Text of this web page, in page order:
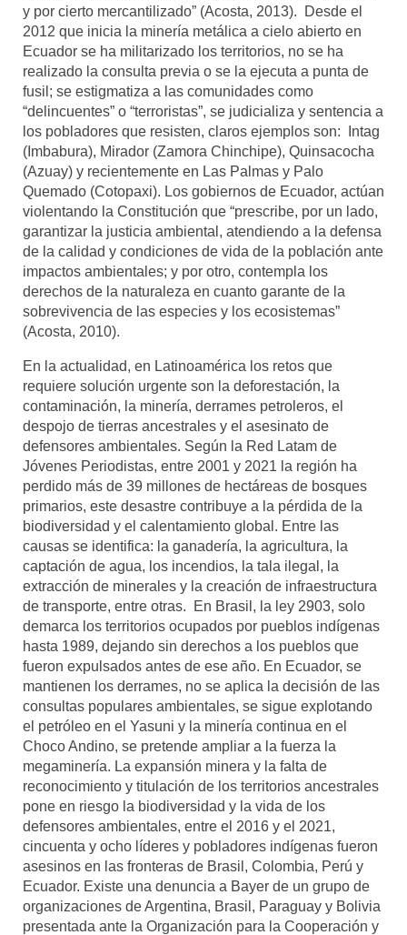
y por cierto mercantilizado” (Acosta, 2013). Desde el
2012 que inicia la minería metálica a cielo abierto en
Ecuador se ha militarizado los territorios, no se ha
realizado la consulta previa o se la ejecuta a punta de
fusil; se estigmatiza a las comunidades como
“delincuentes” o “terroristas”, se judicializa y sentencia a
los pobladores que resisten, claros ejemplos son: Intag
(Imbabura), Mirador (Zamora Chinchipe), Quinsacocha
(Azuay) y recientemente en Las Palmas y Palo
Quemado (Cotopaxi). Los gobiernos de Ecuador, actúan
violentando la Constitución que “prescribe, por un lado,
garantizar la justicia ambiental, atendiendo a la defensa
de la calidad y condiciones de vida de la población ante
impactos ambientales; y por otro, contempla los
derechos de la naturaleza en cuanto garante de la
sobrevivencia de las especies y los ecosistemas”
(Acosta, 2010).
En la actualidad, en Latinoamérica los retos que
requiere solución urgente son la deforestación, la
contaminación, la minería, derrames petroleros, el
despojo de tierras ancestrales y el asesinato de
defensores ambientales. Según la Red Latam de
Jóvenes Periodistas, entre 2001 y 2021 la región ha
perdido más de 39 millones de hectáreas de bosques
primarios, este desastre contribuye a la pérdida de la
biodiversidad y el calentamiento global. Entre las
causas se identifica: la ganadería, la agricultura, la
captación de agua, los incendios, la tala ilegal, la
extracción de minerales y la creación de infraestructura
de transporte, entre otras. En Brasil, la ley 2903, solo
demarca los territorios ocupados por pueblos indígenas
hasta 1989, dejando sin derechos a los pueblos que
fueron expulsados antes de ese año. En Ecuador, se
mantienen los derrames, no se aplica la decisión de las
consultas populares ambientales, se sigue explotando
el petróleo en el Yasuni y la minería continua en el
Choco Andino, se pretende ampliar a la fuerza la
megaminería. La expansión minera y la falta de
reconocimiento y titulación de los territorios ancestrales
pone en riesgo la biodiversidad y la vida de los
defensores ambientales, entre el 2016 y el 2021,
cincuenta y ocho líderes y pobladores indígenas fueron
asesinos en las fronteras de Brasil, Colombia, Perú y
Ecuador. Existe una denuncia a Bayer de un grupo de
organizaciones de Argentina, Brasil, Paraguay y Bolivia
presentada ante la Organización para la Cooperación y